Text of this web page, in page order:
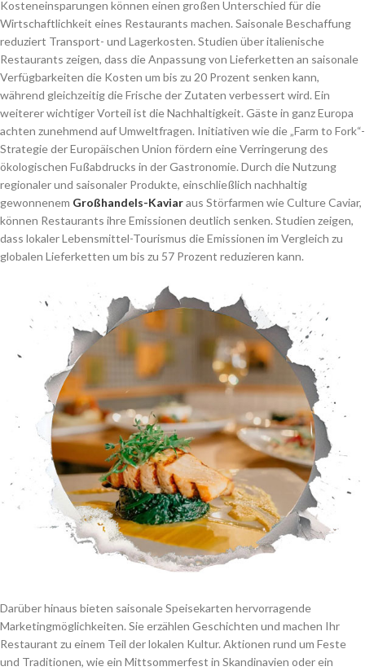
Kosteneinsparungen können einen großen Unterschied für die
Wirtschaftlichkeit eines Restaurants machen. Saisonale Beschaffung
reduziert Transport- und Lagerkosten. Studien über italienische
Restaurants zeigen, dass die Anpassung von Lieferketten an saisonale
Verfügbarkeiten die Kosten um bis zu 20 Prozent senken kann,
während gleichzeitig die Frische der Zutaten verbessert wird. Ein
weiterer wichtiger Vorteil ist die Nachhaltigkeit. Gäste in ganz Europa
achten zunehmend auf Umweltfragen. Initiativen wie die „Farm to Fork“-
Strategie der Europäischen Union fördern eine Verringerung des
ökologischen Fußabdrucks in der Gastronomie. Durch die Nutzung
regionaler und saisonaler Produkte, einschließlich nachhaltig
gewonnenem Großhandels-Kaviaraus Störfarmen wie Culture Caviar,
können Restaurants ihre Emissionen deutlich senken. Studien zeigen,
dass lokaler Lebensmittel-Tourismus die Emissionen im Vergleich zu
globalen Lieferketten um bis zu 57 Prozent reduzieren kann.
Darüber hinaus bieten saisonale Speisekarten hervorragende
Marketingmöglichkeiten. Sie erzählen Geschichten und machen Ihr
Restaurant zu einem Teil der lokalen Kultur. Aktionen rund um Feste
und Traditionen, wie ein Mittsommerfest in Skandinavien oder ein